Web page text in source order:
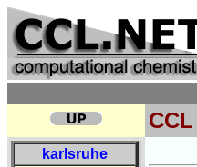
CCL
karlsruhe